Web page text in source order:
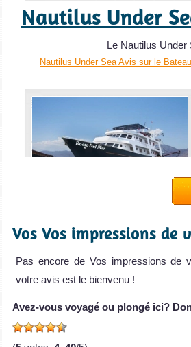
Baja California,
puis il s'agit d'une des meilleures
plongée pour aller plonger avec les
Baja California,
Nautilus Under
Le Nautilus
Nautilus Under Sea Avis sur le
Vos Vos impressions de
Pas encore de Vos impressions de
votre avis est le bienvenu !
Avez-vous voyagé ou plongé ici?